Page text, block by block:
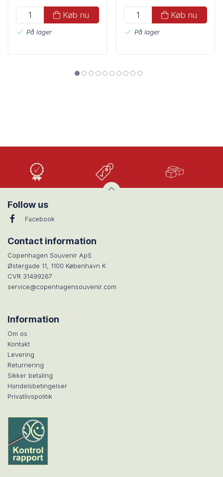
Køb nu
På lager
Køb nu
På lager
Kvalitet
Follow us
Facebook
Contact information
Copenhagen Souvenir ApS
Østergade 11, 1100 København K
CVR 31499267
service@copenhagensouvenir.com
Information
Om os
Kontakt
Levering
Returnering
Sikker betaling
Handelsbetingelser
Privatlivspolitik